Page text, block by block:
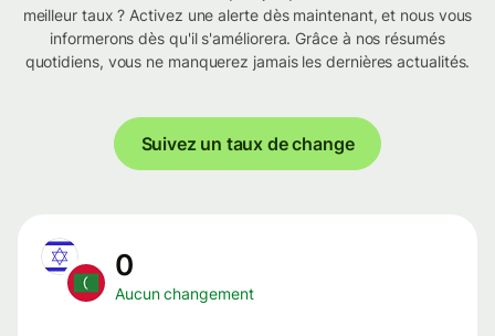
meilleur taux ? Activez une alerte dès maintenant, et nous vous
informerons dès qu'il s'améliorera. Grâce à nos résumés
quotidiens, vous ne manquerez jamais les dernières actualités.
Suivez un taux de change
0
Aucun changement